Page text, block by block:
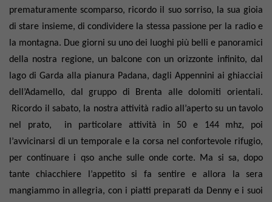
prematuramente scomparso, ricordo il suo sorriso, la sua gioia
di stare insieme, di condividere la stessa passione per la radio e
la montagna. Due giorni su uno dei luoghi più belli e panoramici
della nostra regione, un balcone con un orizzonte infinito, dal
lago di Garda alla pianura Padana, dagli Appennini ai ghiacciai
dell’Adamello, dal gruppo di Brenta alle dolomiti orientali.
Ricordo il sabato, la nostra attività radio all’aperto su un tavolo
nel prato, in particolare attività in 50 e 144 mhz, poi
l’avvicinarsi di un temporale e la corsa nel confortevole rifugio,
per continuare i qso anche sulle onde corte. Ma si sa, dopo
tante chiacchiere l’appetito si fa sentire e allora la sera
mangiammo in allegria, con i piatti preparati da Denny e i suoi